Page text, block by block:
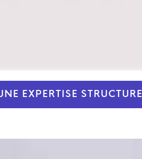
EXPERTISE STRUCTURE